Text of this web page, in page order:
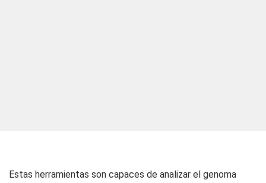
Estas herramientas son capaces de analizar el genoma